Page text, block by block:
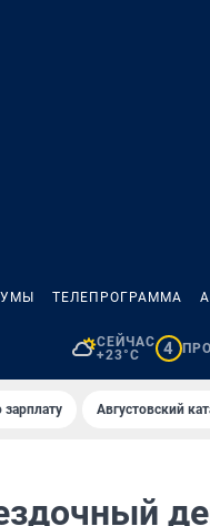
ТЕЛЕПРОГРАММА
СЕЙЧАС
+23°C
4
Августовский